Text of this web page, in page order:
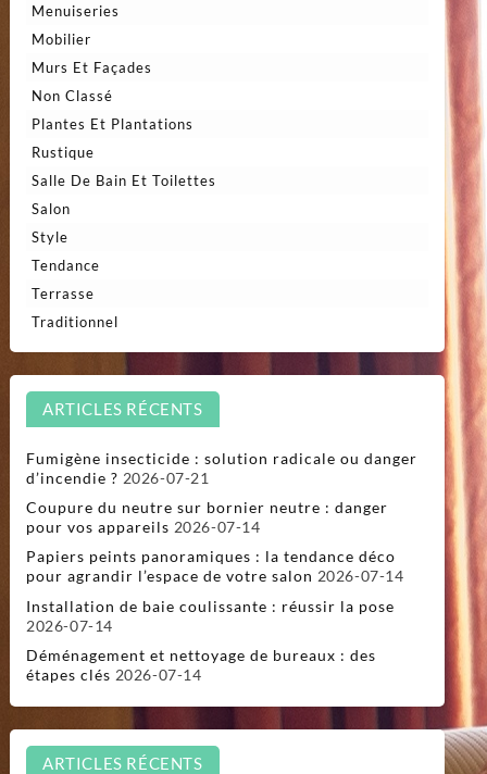
Menuiseries
Mobilier
Murs Et Façades
Non Classé
Plantes Et Plantations
Rustique
Salle De Bain Et Toilettes
Salon
Style
Tendance
Terrasse
Traditionnel
ARTICLES RÉCENTS
Fumigène insecticide : solution radicale ou danger
d’incendie ? 2026-07-21
Coupure du neutre sur bornier neutre : danger
pour vos appareils 2026-07-14
Papiers peints panoramiques : la tendance déco
pour agrandir l’espace de votre salon 2026-07-14
Installation de baie coulissante : réussir la pose
2026-07-14
Déménagement et nettoyage de bureaux : des
étapes clés 2026-07-14
ARTICLES RÉCENTS